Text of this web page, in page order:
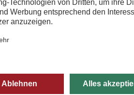
wie Tourismus hinauswirken
Gastro Days wird der Ort zum
werden so zu bleibenden
für unsere Haltung“, resümiert Lukas
und zeigen, wie viel wir